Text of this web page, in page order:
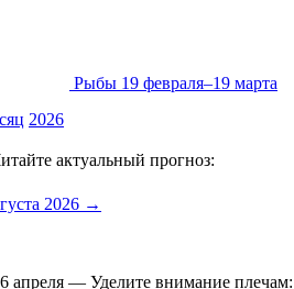
Рыбы 19 февраля–19 марта
2026
актуальный прогноз:
2026 →
апреля — Уделите внимание плечам: